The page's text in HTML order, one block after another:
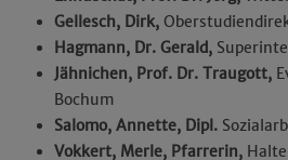
Gellesch, Dirk,
Hagmann, Dr. Gerald,
Jähnichen, Prof. Dr. Traugott,
Bochum
Salomo, Annette, Dipl.
Vokkert, Merle, Pfarrerin,